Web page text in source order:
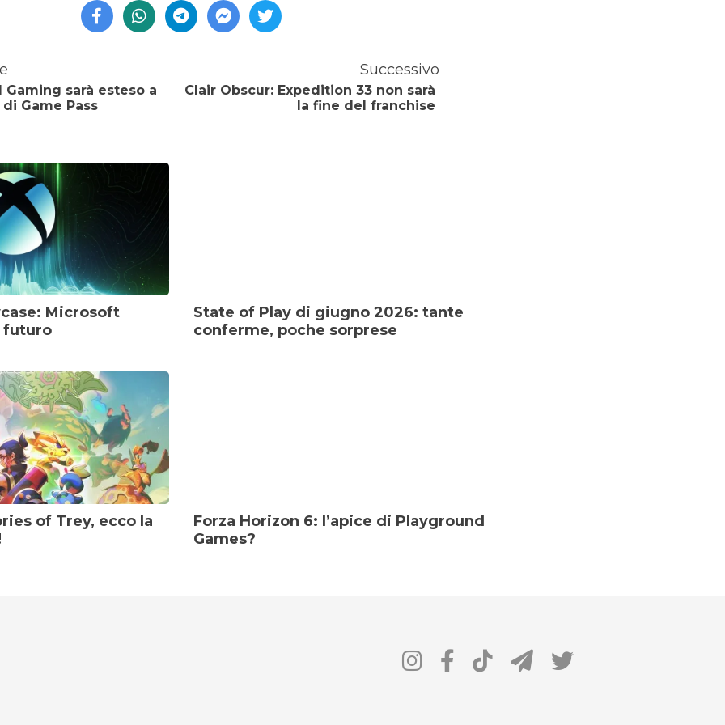
Gaming sarà esteso a
Game Pass
Successivo
Clair Obscur: Expedition 33 non sarà
la fine del franchise
Microsoft
futuro
State of Play di giugno 2026: tante
conferme, poche sorprese
of Trey, ecco la
Forza Horizon 6: l’apice di Playground
Games?